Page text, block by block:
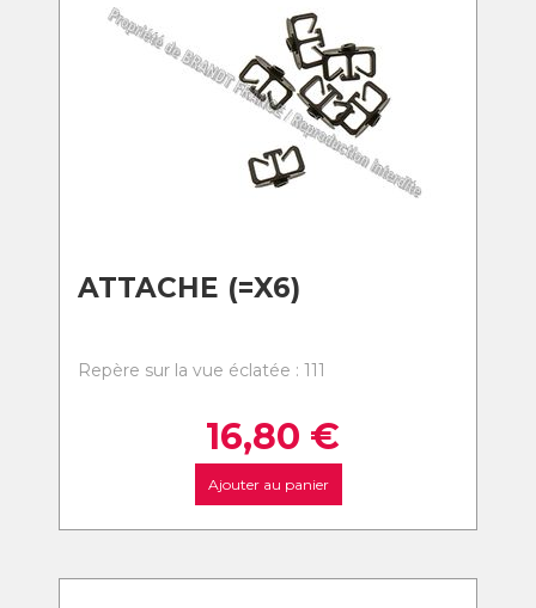
ATTACHE (=X6)
Repère sur la vue éclatée : 111
16,80 €
Ajouter au panier